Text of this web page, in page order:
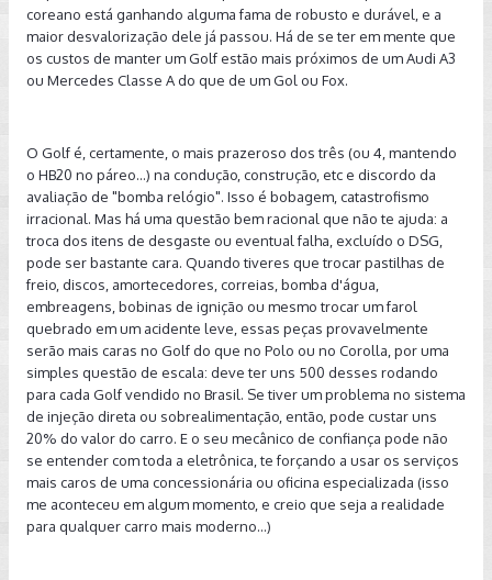
coreano está ganhando alguma fama de robusto e durável, e a
maior desvalorização dele já passou. Há de se ter em mente que
os custos de manter um Golf estão mais próximos de um Audi A3
ou Mercedes Classe A do que de um Gol ou Fox.
O Golf é, certamente, o mais prazeroso dos três (ou 4, mantendo
o HB20 no páreo...) na condução, construção, etc e discordo da
avaliação de "bomba relógio". Isso é bobagem, catastrofismo
irracional. Mas há uma questão bem racional que não te ajuda: a
troca dos itens de desgaste ou eventual falha, excluído o DSG,
pode ser bastante cara. Quando tiveres que trocar pastilhas de
freio, discos, amortecedores, correias, bomba d'água,
embreagens, bobinas de ignição ou mesmo trocar um farol
quebrado em um acidente leve, essas peças provavelmente
serão mais caras no Golf do que no Polo ou no Corolla, por uma
simples questão de escala: deve ter uns 500 desses rodando
para cada Golf vendido no Brasil. Se tiver um problema no sistema
de injeção direta ou sobrealimentação, então, pode custar uns
20% do valor do carro. E o seu mecânico de confiança pode não
se entender com toda a eletrônica, te forçando a usar os serviços
mais caros de uma concessionária ou oficina especializada (isso
me aconteceu em algum momento, e creio que seja a realidade
para qualquer carro mais moderno...)